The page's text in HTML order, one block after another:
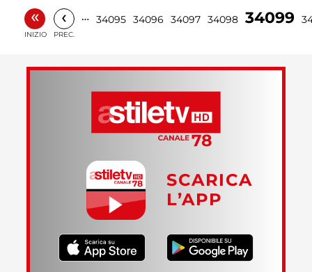
«
INIZIO
‹
PREC.
… 34095 34096 34097 34098 34099
SCARICA
L’APP